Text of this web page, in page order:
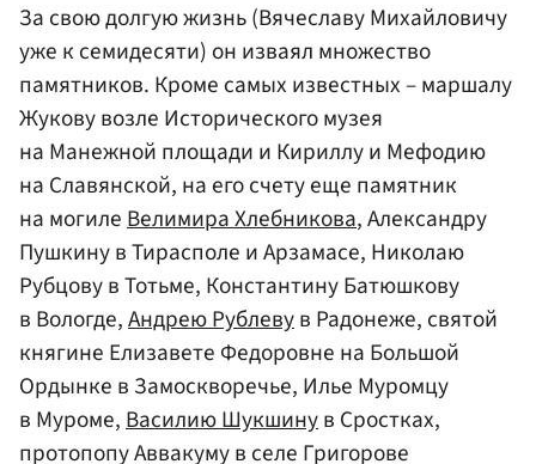
За свою долгую жизнь (Вячеславу Михайловичу
уже к семидесяти) он изваял множество
памятников. Кроме самых известных – маршалу
Жукову возле Исторического музея
на Манежной площади и Кириллу и Мефодию
на Славянской, на его счету еще памятник
на могилеВелимира Хлебникова, Александру
Пушкину в Тирасполе и Арзамасе, Николаю
Рубцову в Тотьме, Константину Батюшкову
в Вологде,Андрею Рублевув Радонеже, святой
княгине Елизавете Федоровне на Большой
Ордынке в Замоскворечье, Илье Муромцу
в Муроме,Василию Шукшинув Сростках,
протопопу Аввакуму в селе Григорове